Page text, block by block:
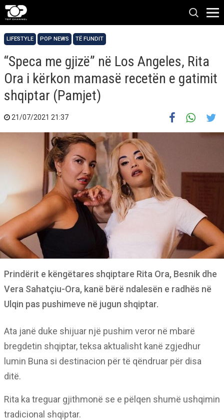
LIFESTYLE POP NEWS TË FUNDIT
“Speca me gjizë” në Los Angeles, Rita
Ora i kërkon mamasë recetën e gatimit
shqiptar (Pamjet)
21/07/2021 21:37
Prindërit e këngëtares shqiptare Rita Ora, Besnik dhe
Vera Sahatçiu-Ora, kanë bërë ndalesën e radhës në
Ulqin pas pushimeve në jugun shqiptar.
Ata janë duke shijuar një pushim veror në mbarë
bregdetin shqiptar, teksa aktualisht kanë zgjedhur
lumin Buna si destinacion për të qëndruar për disa
ditë.
Rita ka treguar gjithmonë se e pëlqen shumë ushqimin
tradicional shqiptar.